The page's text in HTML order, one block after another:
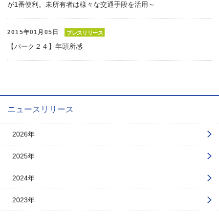
が1番便利。未所有者は様々な交通手段を活用～
2015年01月05日 プレスリリース
【パーク２４】年頭所感
ニュースリリース
2026年
2025年
2024年
2023年